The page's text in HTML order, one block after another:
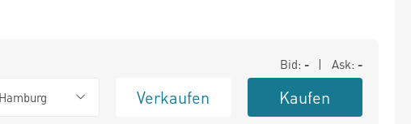
Bid: - | Ask: -
Hamburg Verkaufen Kaufen